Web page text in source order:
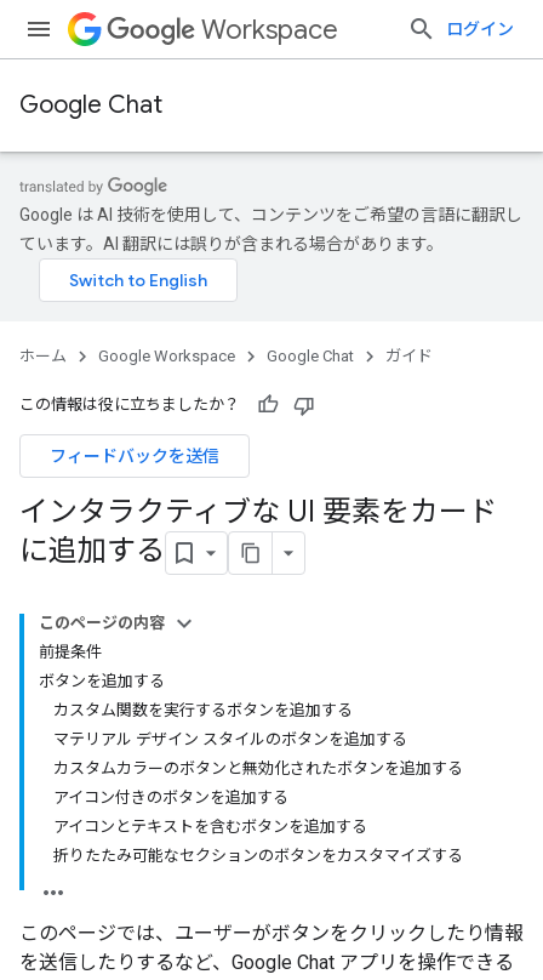
Workspace ログイン
Google Chat
Google は AI 技術を使用して、コンテンツをご希望の言語に翻訳し
ています。AI 翻訳には誤りが含まれる場合があります。
ホーム Google Workspace Google Chat ガイド
この情報は役に立ちましたか？
フィードバックを送信
インタラクティブな UI 要素をカード
に追加する
このページの内容
前提条件
ボタンを追加する
カスタム関数を実行するボタンを追加する
マテリアル デザイン スタイルのボタンを追加する
カスタムカラーのボタンと無効化されたボタンを追加する
アイコン付きのボタンを追加する
アイコンとテキストを含むボタンを追加する
折りたたみ可能なセクションのボタンをカスタマイズする
このページでは、ユーザーがボタンをクリックしたり情報
を送信したりするなど、Google Chat アプリを操作できる